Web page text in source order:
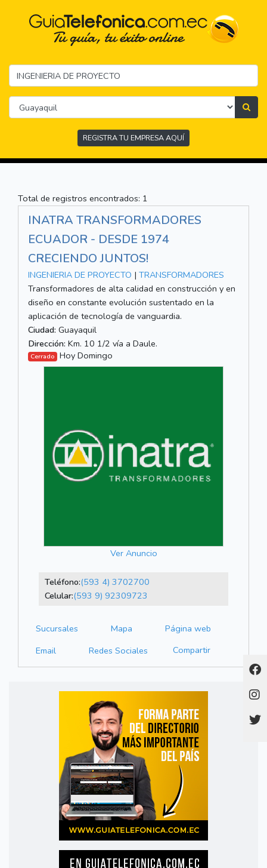
REGISTRA TU EMPRESA AQUÍ
Total de registros encontrados: 1
INATRA TRANSFORMADORES
ECUADOR - DESDE 1974
CRECIENDO JUNTOS!
INGENIERIA DE PROYECTO | TRANSFORMADORES
Transformadores de alta calidad en construcción y en
diseño en constante evolución sustentado en la
aplicación de tecnología de vanguardia.
Ciudad: Guayaquil
Dirección: Km. 10 1/2 vía a Daule.
Cerrado Hoy Domingo
Ver Anuncio
Teléfono:(593 4) 3702700
Celular:(593 9) 92309723
Sucursales Mapa
Página web
Email
Redes Sociales Compartir